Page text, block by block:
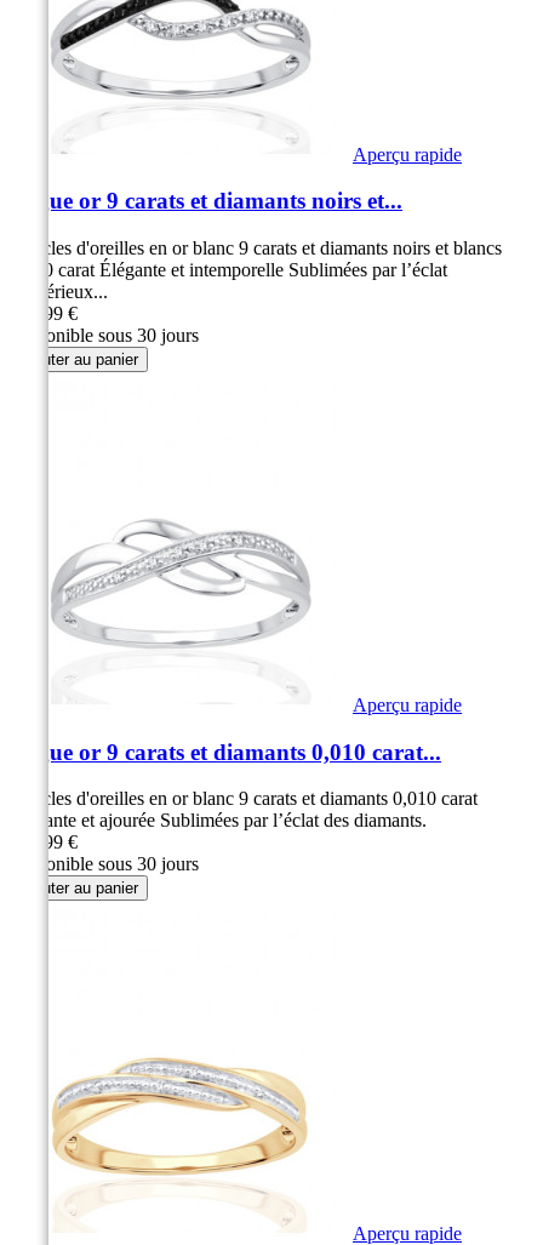
Aperçu rapide
Bague or 9 carats et diamants noirs et...
Boucles d'oreilles en or blanc 9 carats et diamants noirs et blancs
0,030 carat Élégante et intemporelle Sublimées par l’éclat
mystérieux...
299,99 €
Disponible sous 30 jours
Ajouter au panier
Aperçu rapide
Bague or 9 carats et diamants 0,010 carat...
Boucles d'oreilles en or blanc 9 carats et diamants 0,010 carat
Élégante et ajourée Sublimées par l’éclat des diamants.
299,99 €
Disponible sous 30 jours
Ajouter au panier
Aperçu rapide